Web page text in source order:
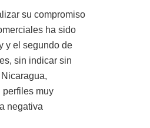
su compromiso
ha sido
y el segundo de
sin indicar sin
perfiles muy
negativa